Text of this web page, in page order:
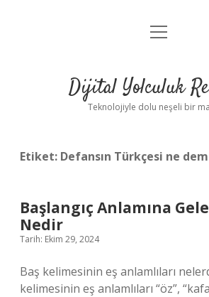
Anasayfa
Yasal Uyarı
menüyü
Dijital Yolculuk
Teknolojiyle dolu neşeli bir
Etiket: Defansın Türkçesi ne
Başlangıç Anlamına
Nedir
Tarih: Ekim 29, 2024
Baş kelimesinin eş anlamlıları
kelimesinin eş anlamlıları “öz”,